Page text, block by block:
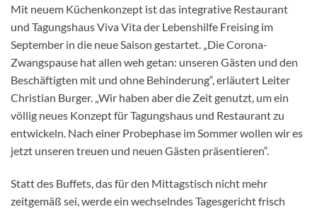
Mit neuem Küchenkonzept ist das integrative Restaurant
und Tagungshaus Viva Vita der Lebenshilfe Freising im
September in die neue Saison gestartet. „Die Corona-
Zwangspause hat allen weh getan: unseren Gästen und den
Beschäftigten mit und ohne Behinderung“, erläutert Leiter
Christian Burger. „Wir haben aber die Zeit genutzt, um ein
völlig neues Konzept für Tagungshaus und Restaurant zu
entwickeln. Nach einer Probephase im Sommer wollen wir es
jetzt unseren treuen und neuen Gästen präsentieren“.
Statt des Buffets, das für den Mittagstisch nicht mehr
zeitgemäß sei, werde ein wechselndes Tagesgericht frisch